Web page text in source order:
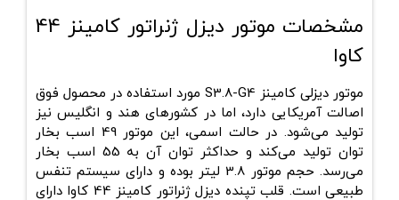
مشخصات موتور دیزل ژنراتور کامینز 44
کاوا
موتور دیزلی کامینز S3.8-G4 مورد استفاده در محصول فوق
اصالت آمریکایی دارد، اما در کشورهای هند و انگلیس نیز
تولید می‌شود. در حالت اسمی، این موتور 49 اسب بخار
توان تولید می‌کند و حداکثر توان آن به 55 اسب بخار
می‌رسد. حجم موتور 3.8 لیتر بوده و دارای سیستم تنفس
طبیعی است. قلب تپنده دیزل ژنراتور کامینز 44 کاوا دارای